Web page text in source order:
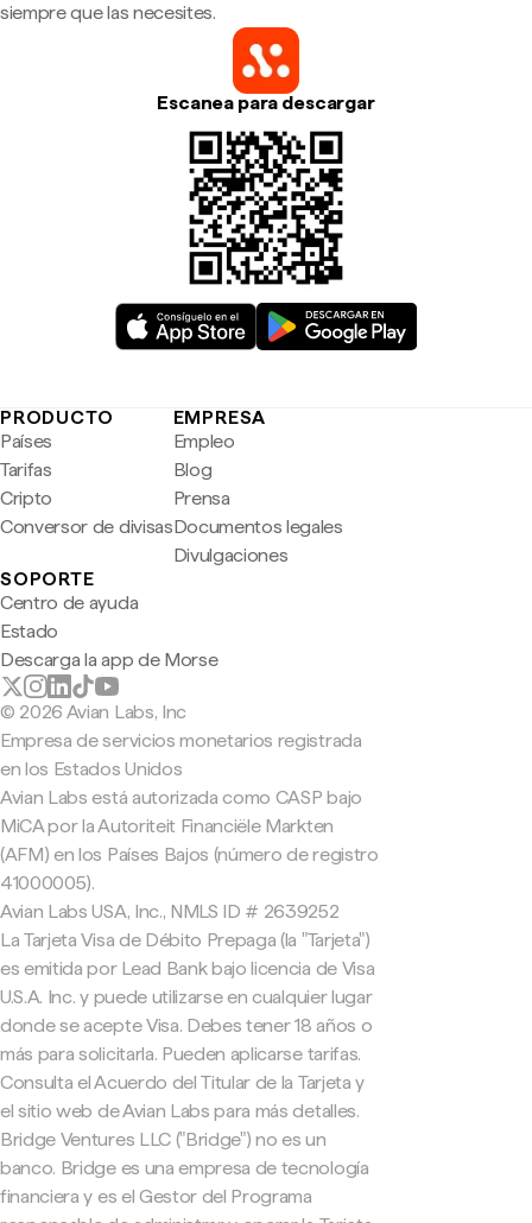
siempre que las necesites.
Escanea para descargar
PRODUCTO
Países
Tarifas
Cripto
Conversor de divisas
EMPRESA
Empleo
Blog
Prensa
Documentos legales
Divulgaciones
SOPORTE
Centro de ayuda
Estado
Descarga la app de Morse
© 2026 Avian Labs, Inc
Empresa de servicios monetarios registrada
en los Estados Unidos
Avian Labs está autorizada como CASP bajo
MiCA por la Autoriteit Financiële Markten
(AFM) en los Países Bajos (número de registro
41000005).
Avian Labs USA, Inc., NMLS ID # 2639252
La Tarjeta Visa de Débito Prepaga (la "Tarjeta")
es emitida por Lead Bank bajo licencia de Visa
U.S.A. Inc. y puede utilizarse en cualquier lugar
donde se acepte Visa. Debes tener 18 años o
más para solicitarla. Pueden aplicarse tarifas.
Consulta el Acuerdo del Titular de la Tarjeta y
el sitio web de Avian Labs para más detalles.
Bridge Ventures LLC ("Bridge") no es un
banco. Bridge es una empresa de tecnología
financiera y es el Gestor del Programa